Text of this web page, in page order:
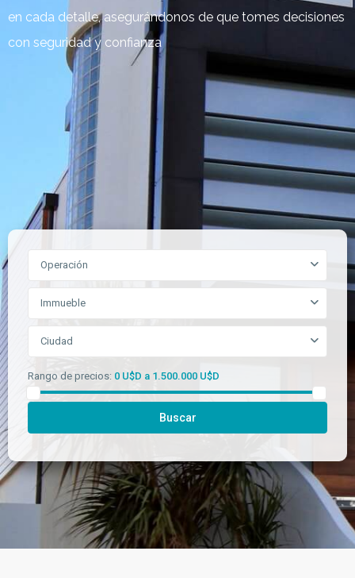
en cada detalle, asegurándonos de que tomes decisiones
con seguridad y confianza
Operación
Immueble
Ciudad
Rango de precios: 0 U$D a 1.500.000 U$D
Buscar